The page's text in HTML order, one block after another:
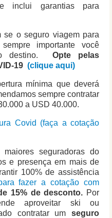
inclui garantias para
se o seguro viagem para
importante você
destino. Opte pelas
19 (clique aqui)
mínima que deverá
sempre contratar
a USD 40.000.
Covid (faça a cotação
seguradoras do
e presença em mais de
100% de assistência
fazer a cotação com
15% de desconto. Por
aproveitar ski ou
contratar um seguro